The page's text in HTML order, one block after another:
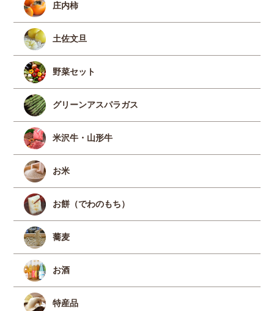
庄内柿
土佐文旦
野菜セット
グリーンアスパラガス
米沢牛・山形牛
お米
お餅（でわのもち）
蕎麦
お酒
特産品